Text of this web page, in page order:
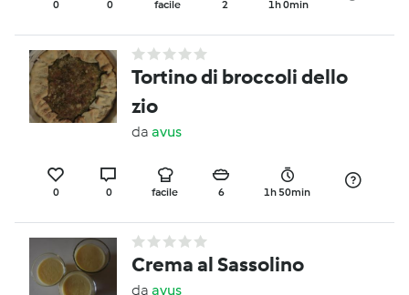
0 0 facile 2 1h 0min
Tortino di broccoli dello
zio
da avus
0 0 facile 6 1h 50min
Crema al Sassolino
da avus